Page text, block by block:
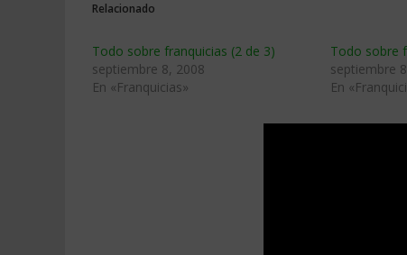
Relacionado
Todo sobre franquicias (2 de 3)
septiembre 8, 2008
En «Franquicias»
Todo sobre
septiembre
En